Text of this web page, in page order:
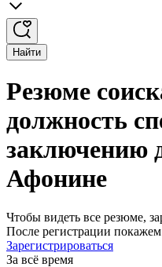
Найти
Резюме
должность
заключению
Афонине
Чтобы видеть все резюме,
После регистрации
Зарегистрироваться
За всё время